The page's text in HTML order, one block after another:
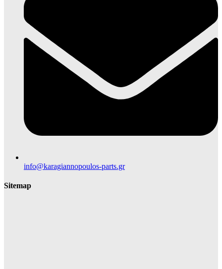
info@karagiannopoulos-parts.gr
Sitemap